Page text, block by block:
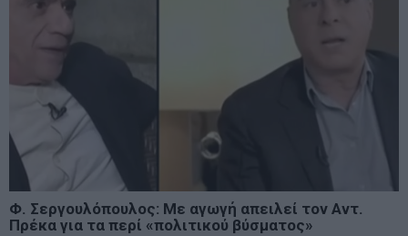
Φ. Σεργουλόπουλος: Με αγωγή απειλεί τον Αντ.
Πρέκα για τα περί «πολιτικού βύσματος»